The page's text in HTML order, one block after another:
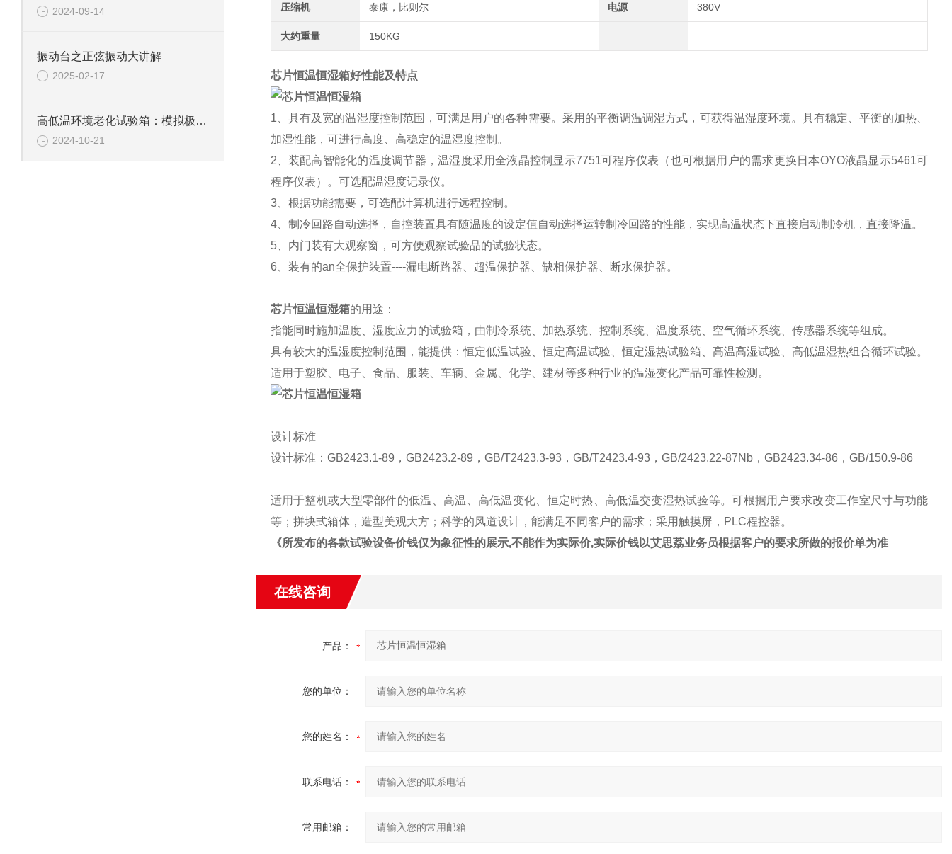
2024-09-14
振动台之正弦振动大讲解
2025-02-17
高低温环境老化试验箱：模拟极限环境的测试利器
2024-10-21
压缩机 泰康，比则尔 电源 380V
大约重量 150KG
芯片恒温恒湿箱好性能及特点
1、具有及宽的温湿度控制范围，可满足用户的各种需要。采用的平衡调温调湿方式，可获得温湿度环境。具有稳定、平衡的加热、
加湿性能，可进行高度、高稳定的温湿度控制。
2、装配高智能化的温度调节器，温湿度采用全液晶控制显示7751可程序仪表（也可根据用户的需求更换日本OYO液晶显示5461可
程序仪表）。可选配温湿度记录仪。
3、根据功能需要，可选配计算机进行远程控制。
4、制冷回路自动选择，自控装置具有随温度的设定值自动选择运转制冷回路的性能，实现高温状态下直接启动制冷机，直接降温。
5、内门装有大观察窗，可方便观察试验品的试验状态。
6、装有的an全保护装置----漏电断路器、超温保护器、缺相保护器、断水保护器。
芯片恒温恒湿箱的用途：
指能同时施加温度、湿度应力的试验箱，由制冷系统、加热系统、控制系统、温度系统、空气循环系统、传感器系统等组成。
具有较大的温湿度控制范围，能提供：恒定低温试验、恒定高温试验、恒定湿热试验箱、高温高湿试验、高低温湿热组合循环试验。
适用于塑胶、电子、食品、服装、车辆、金属、化学、建材等多种行业的温湿变化产品可靠性检测。
设计标准
设计标准： GB2423.1-89，GB2423.2-89，GB/T2423.3-93，GB/T2423.4-93，GB/2423.22-87Nb，GB2423.34-86，GB/150.9-86
适用于整机或大型零部件的低温、高温、高低温变化、恒定时热、高低温交变湿热试验等。可根据用户要求改变工作室尺寸与功能
等；拼块式箱体，造型美观大方；科学的风道设计，能满足不同客户的需求；采用触摸屏， PLC程控器。
《所发布的各款试验设备价钱仅为象征性的展示,不能作为实际价,实际价钱以艾思荔业务员根据客户的要求所做的报价单为准
在线咨询
产品：
您的单位：
您的姓名：
联系电话：
常用邮箱：